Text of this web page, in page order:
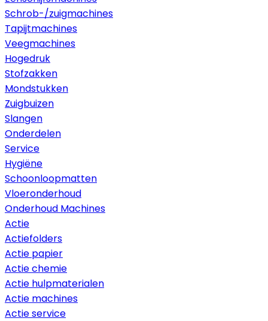
Schrob-/zuigmachines
Tapijtmachines
Veegmachines
Hogedruk
Stofzakken
Mondstukken
Zuigbuizen
Slangen
Onderdelen
Service
Hygiëne
Schoonloopmatten
Vloeronderhoud
Onderhoud Machines
Actie
Actiefolders
Actie papier
Actie chemie
Actie hulpmaterialen
Actie machines
Actie service